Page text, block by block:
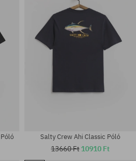
Elérhető méretek:
Salty Crew Ahi Classic Póló
13660 Ft 10910 Ft